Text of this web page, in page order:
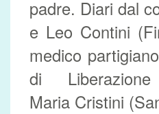
padre. Diari dal
e Leo Contini
medico
di
Maria Cristini